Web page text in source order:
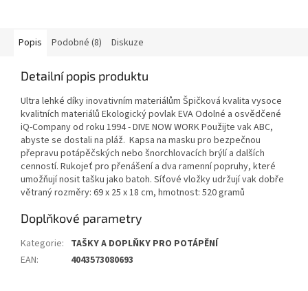
Popis Podobné (8) Diskuze
Detailní popis produktu
Ultra lehké díky inovativním materiálům Špičková kvalita vysoce
kvalitních materiálů Ekologický povlak EVA Odolné a osvědčené
iQ-Company od roku 1994 - DIVE NOW WORK Použijte vak ABC,
abyste se dostali na pláž. Kapsa na masku pro bezpečnou
přepravu potápěčských nebo šnorchlovacích brýlí a dalších
cenností. Rukojeť pro přenášení a dva ramenní popruhy, které
umožňují nosit tašku jako batoh. Síťové vložky udržují vak dobře
větraný rozměry: 69 x 25 x 18 cm, hmotnost: 520 gramů
Doplňkové parametry
Kategorie: TAŠKY A DOPLŇKY PRO POTÁPĚNÍ
EAN: 4043573080693